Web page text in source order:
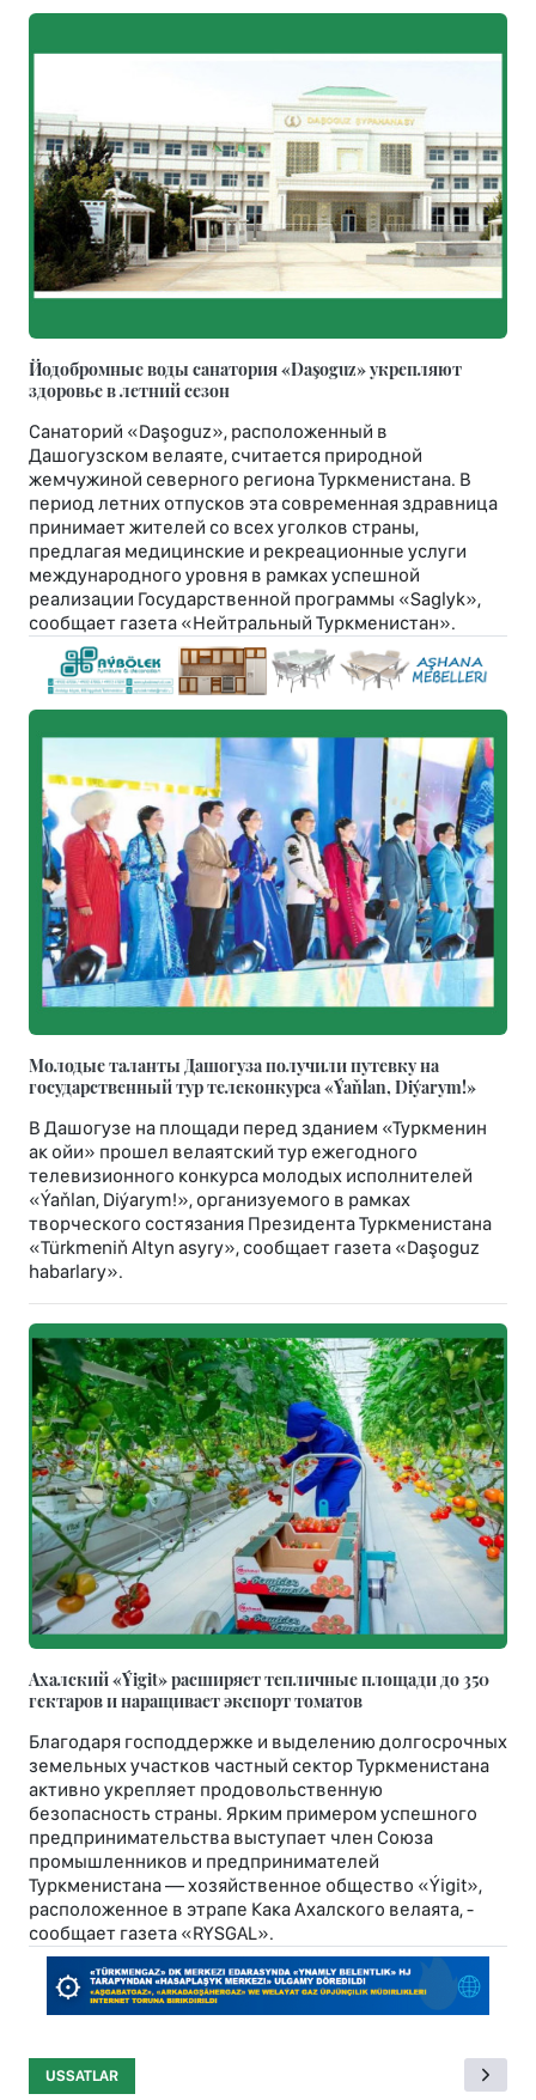
Йодобромные воды санатория «Daşoguz» укрепляют
здоровье в летний сезон
Санаторий «Daşoguz», расположенный в
Дашогузском велаяте, считается природной
жемчужиной северного региона Туркменистана. В
период летних отпусков эта современная здравница
принимает жителей со всех уголков страны,
предлагая медицинские и рекреационные услуги
международного уровня в рамках успешной
реализации Государственной программы «Saglyk»,
сообщает газета «Нейтральный Туркменистан».
Молодые таланты Дашогуза получили путевку на
государственный тур телеконкурса «Ýaňlan, Diýarym!»
В Дашогузе на площади перед зданием «Туркменин
ак ойи» прошел велаятский тур ежегодного
телевизионного конкурса молодых исполнителей
«Ýaňlan, Diýarym!», организуемого в рамках
творческого состязания Президента Туркменистана
«Türkmeniň Altyn asyry», сообщает газета «Daşoguz
habarlary».
Ахалский «Ýigit» расширяет тепличные площади до 350
гектаров и наращивает экспорт томатов
Благодаря господдержке и выделению долгосрочных
земельных участков частный сектор Туркменистана
активно укрепляет продовольственную
безопасность страны. Ярким примером успешного
предпринимательства выступает член Союза
промышленников и предпринимателей
Туркменистана — хозяйственное общество «Ýigit»,
расположенное в этрапе Кака Ахалского велаята, -
сообщает газета «RYSGAL».
USSATLAR